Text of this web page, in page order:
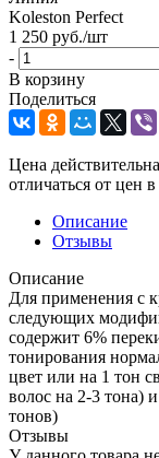
Koleston Perfect
1 250 руб./шт
-
В корзину
Поделиться
Цена
отличаться от цен
Описание
Отзывы
Описание
Для применения с
следующих
содержит 6%
тонирования
цвет или на 1 тон
волос на 2-3 тона)
тонов)
Отзывы